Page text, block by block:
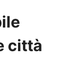
città